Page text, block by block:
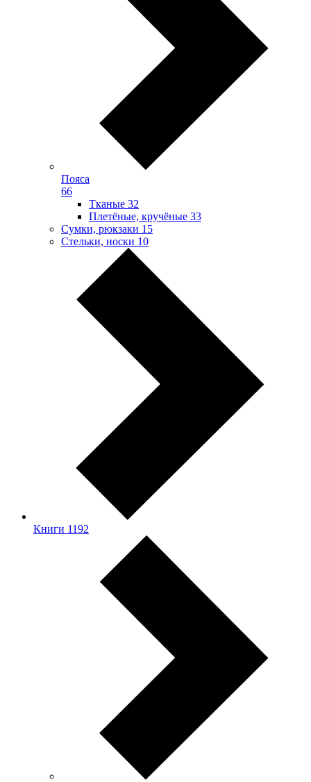
Пояса
66
Тканые 32
Плетёные, кручёные 33
Сумки, рюкзаки 15
Стельки, носки 10
Книги 1192